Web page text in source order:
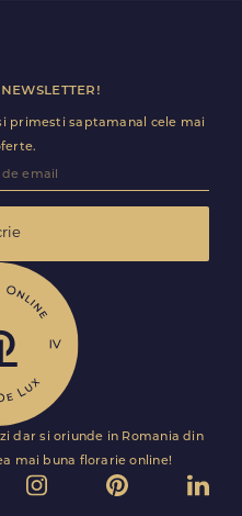
primesti saptamanal cele mai
dar si oriunde in Romania din
mai buna florarie online!